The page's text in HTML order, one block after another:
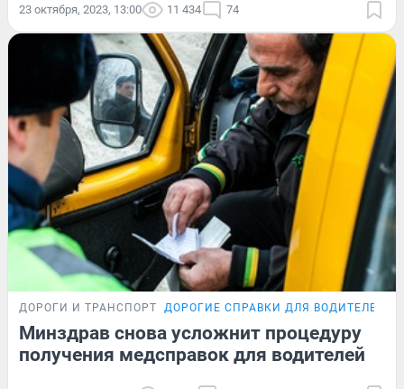
23 октября, 2023, 13:00 11 434 74
ДОРОГИ И ТРАНСПОРТ ДОРОГИЕ СПРАВКИ ДЛЯ ВОДИТЕЛЕЙ
Минздрав снова усложнит процедуру
получения медсправок для водителей